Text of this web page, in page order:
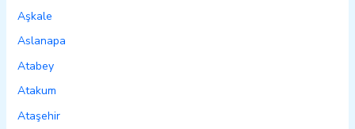
Aşkale
Aslanapa
Atabey
Atakum
Ataşehir